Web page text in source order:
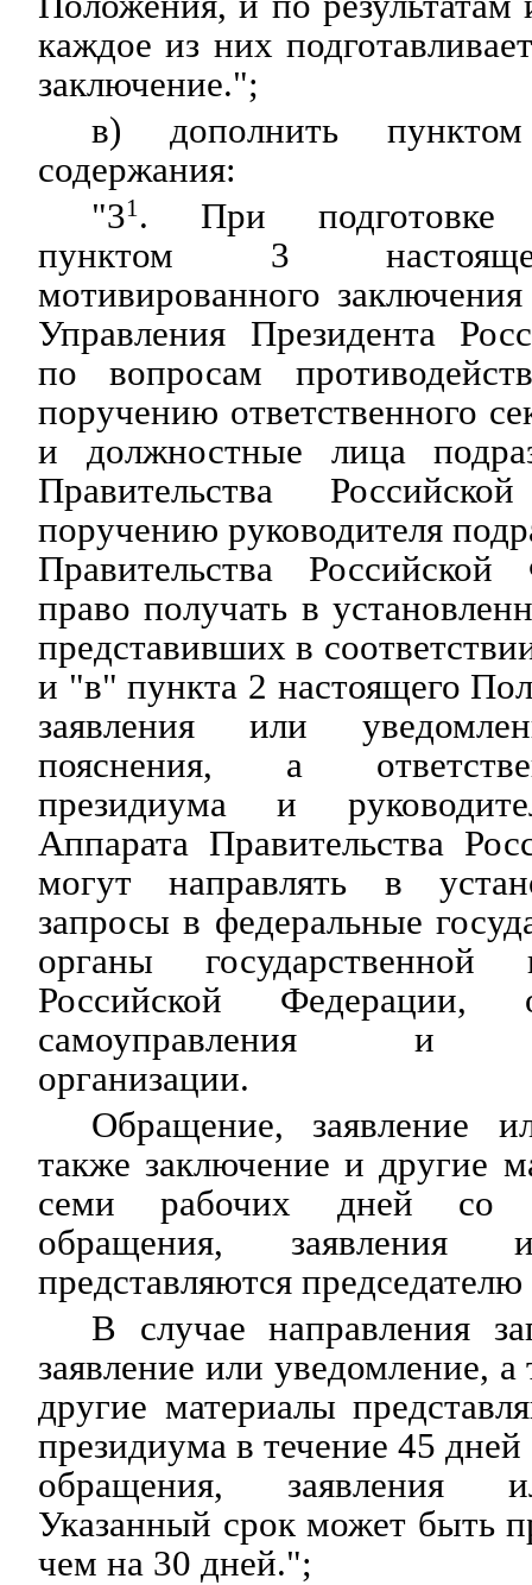
каждое из них
заключение.";
в) дополнить
содержания:
"31 . При подготовке
пунктом 3
мотивированного
Управления Президента
по вопросам
поручению ответственного
и должностные лица
Правительства
поручению руководителя
Правительства
право получать в
представивших в
и "в" пункта 2 настоящего
заявления или
пояснения, а
президиума и
Аппарата Правительства
могут направлять в
запросы в федеральные
органы государственной
Российской Федерации,
самоуправления и
организации.
Обращение, заявление
также заключение и другие
семи рабочих дней со
обращения, заявления
представляются
В случае направления
заявление или уведомление,
другие материалы
президиума в течение 45
обращения, заявления
Указанный срок может быть
чем на 30 дней.";